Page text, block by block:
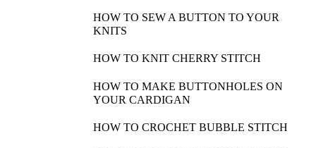
HOW TO SEW A BUTTON TO YOUR
KNITS
HOW TO KNIT CHERRY STITCH
HOW TO MAKE BUTTONHOLES ON
YOUR CARDIGAN
HOW TO CROCHET BUBBLE STITCH